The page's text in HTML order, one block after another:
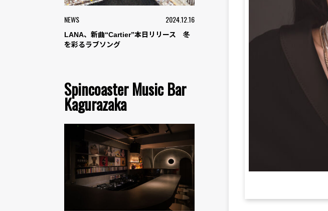
NEWS 2024.12.16
LANA、新曲“Cartier”本日リリース 冬
を彩るラブソング
Spincoaster Music Bar
Kagurazaka